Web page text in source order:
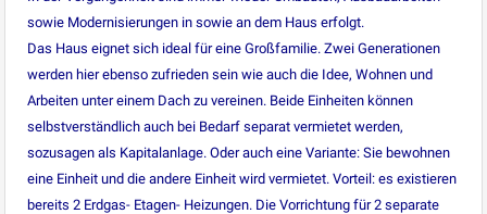
sowie Modernisierungen in sowie an dem Haus erfolgt.
Das Haus eignet sich ideal für eine Großfamilie. Zwei Generationen
werden hier ebenso zufrieden sein wie auch die Idee, Wohnen und
Arbeiten unter einem Dach zu vereinen. Beide Einheiten können
selbstverständlich auch bei Bedarf separat vermietet werden,
sozusagen als Kapitalanlage. Oder auch eine Variante: Sie bewohnen
eine Einheit und die andere Einheit wird vermietet. Vorteil: es existieren
bereits 2 Erdgas- Etagen- Heizungen. Die Vorrichtung für 2 separate